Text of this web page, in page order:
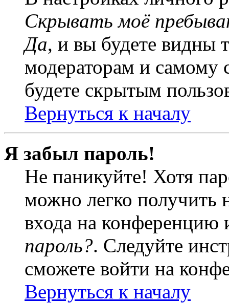
Скрывать моё
Да, и вы будете видны
модераторам и самому
будете скрытым
Вернуться к началу
Я забыл пароль!
Не паникуйте! Хотя
можно легко получить
входа на
пароль?. Следуйте
сможете войти на
Вернуться к началу